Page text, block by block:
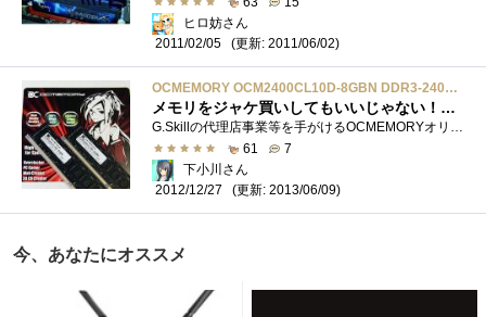
ヒロ妨さん
2011/02/05
(更新: 2011/06/02)
OCMEMORY OCM2400CL10D-8GBN DDR3-2400 4GB*2
メモリをジャケ買いしてもいいじゃない！初めてのDDR3-2400メモリ
G.Skillの代理店事業等を手がけるOCMEMORYオリジナル扱いとなる4GB*2メモリキット。DDR3-2400の10-12-12-31、電圧は1.65Vというスペックを実現しながら、DDR3-...
61
7
下小川さん
2012/12/27
(更新: 2013/06/09)
今、あなたにオススメ